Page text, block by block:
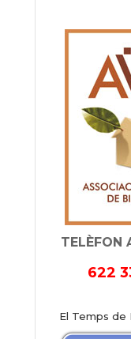
TELÈFON
622
El Temps de